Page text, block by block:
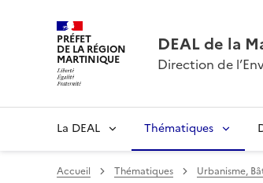
PRÉFET
DE LA RÉGION
MARTINIQUE
DEAL de la
Direction de
La DEAL Thématiques
Accueil Thématiques Urbanisme,